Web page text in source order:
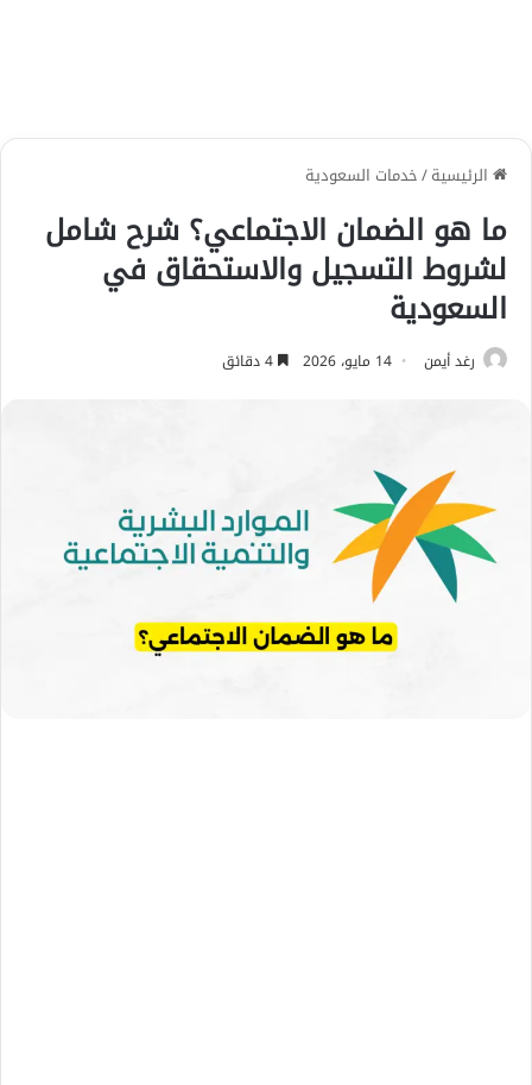
الرئيسية/خدمات السعودية
ما هو الضمان الاجتماعي؟ شرح شامل
لشروط التسجيل والاستحقاق في
السعودية
رغد أيمن 14 مايو، 2026